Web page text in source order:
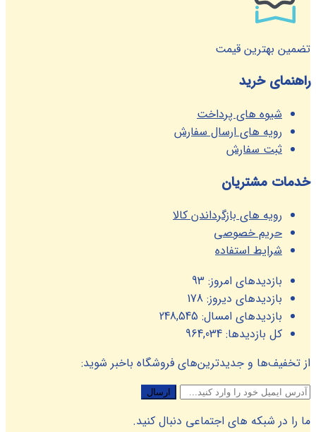
تضمین بهترین قیمت
راهنمای خرید
شیوه های پرداخت
رویه های ارسال سفارش
ثبت سفارش
خدمات مشتریان
رویه های بازگرداندن کالا
حریم خصوصی
شرایط استفاده
بازدیدهای امروز: 93
بازدیدهای دیروز: 178
بازدیدهای امسال: 248,545
کل بازدیدها: 964,034
از تخفیف‌ها و جدیدترین‌های فروشگاه باخبر شوید:
ما را در شبکه های اجتماعی دنبال کنید.